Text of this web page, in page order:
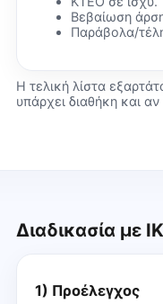
Βεβαίωση
Παράβολα/
Η τελική λίστα
υπάρχει διαθήκη και
Διαδικασία με
1) Προέλεγχος